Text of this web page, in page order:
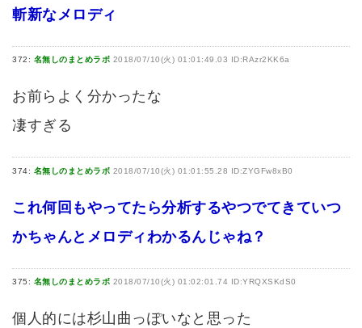
斬新なメロディ
372: 名無しのまとめラボ 2018/07/10(火) 01:01:49.03 ID:RAzr2KK6a
お前らよく分かったな
凄すぎる
374: 名無しのまとめラボ 2018/07/10(火) 01:01:55.28 ID:ZYGFw8xB0
これ何回もやってたら分析するやつでてきていつ
かちゃんとメロディわかるんじゃね？
375: 名無しのまとめラボ 2018/07/10(火) 01:02:01.74 ID:YRQXSKdS0
個人的には杉山曲っぽいなと思った